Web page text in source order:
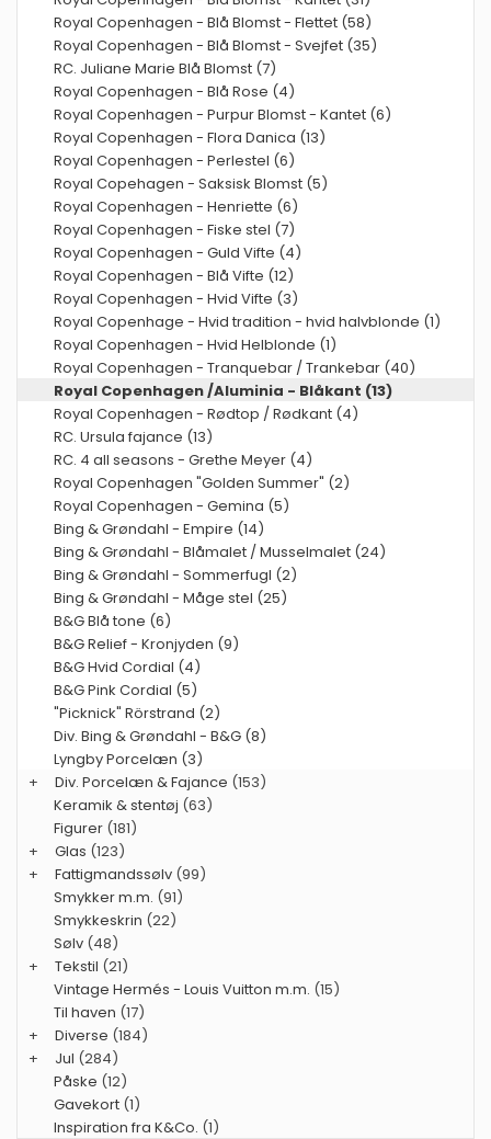
Royal Copenhagen - Blå Blomst - Flettet (58)
Royal Copenhagen - Blå Blomst - Svejfet (35)
RC. Juliane Marie Blå Blomst (7)
Royal Copenhagen - Blå Rose (4)
Royal Copenhagen - Purpur Blomst - Kantet (6)
Royal Copenhagen - Flora Danica (13)
Royal Copenhagen - Perlestel (6)
Royal Copehagen - Saksisk Blomst (5)
Royal Copenhagen - Henriette (6)
Royal Copenhagen - Fiske stel (7)
Royal Copenhagen - Guld Vifte (4)
Royal Copenhagen - Blå Vifte (12)
Royal Copenhagen - Hvid Vifte (3)
Royal Copenhage - Hvid tradition - hvid halvblonde (1)
Royal Copenhagen - Hvid Helblonde (1)
Royal Copenhagen - Tranquebar / Trankebar (40)
Royal Copenhagen /Aluminia - Blåkant (13)
Royal Copenhagen - Rødtop / Rødkant (4)
RC. Ursula fajance (13)
RC. 4 all seasons - Grethe Meyer (4)
Royal Copenhagen "Golden Summer" (2)
Royal Copenhagen - Gemina (5)
Bing & Grøndahl - Empire (14)
Bing & Grøndahl - Blåmalet / Musselmalet (24)
Bing & Grøndahl - Sommerfugl (2)
Bing & Grøndahl - Måge stel (25)
B&G Blå tone (6)
B&G Relief - Kronjyden (9)
B&G Hvid Cordial (4)
B&G Pink Cordial (5)
"Picknick" Rörstrand (2)
Div. Bing & Grøndahl - B&G (8)
Lyngby Porcelæn (3)
+
Div. Porcelæn & Fajance (153)
Keramik & stentøj (63)
Figurer (181)
+
Glas (123)
+
Fattigmandssølv (99)
Smykker m.m. (91)
Smykkeskrin (22)
Sølv (48)
+
Tekstil (21)
Vintage Hermés - Louis Vuitton m.m. (15)
Til haven (17)
+
Diverse (184)
+
Jul (284)
Påske (12)
Gavekort (1)
Inspiration fra K&Co. (1)